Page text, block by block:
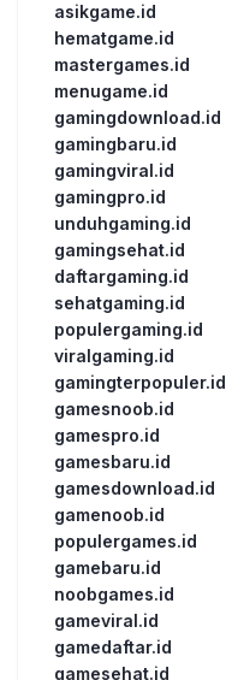
asikgame.id
hematgame.id
mastergames.id
menugame.id
gamingdownload.id
gamingbaru.id
gamingviral.id
gamingpro.id
unduhgaming.id
gamingsehat.id
daftargaming.id
sehatgaming.id
populergaming.id
viralgaming.id
gamingterpopuler.id
gamesnoob.id
gamespro.id
gamesbaru.id
gamesdownload.id
gamenoob.id
populergames.id
gamebaru.id
noobgames.id
gameviral.id
gamedaftar.id
gamesehat.id